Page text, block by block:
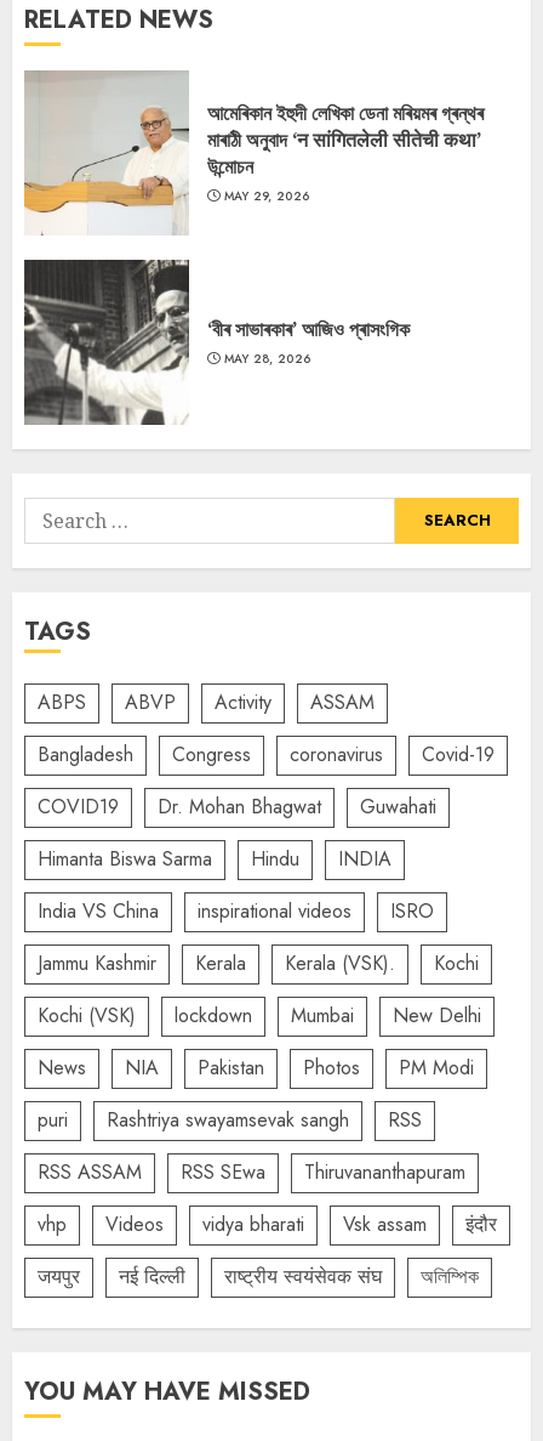
RELATED NEWS
আমেৰিকান ইহুদী লেখিকা ডেনা মৰিয়মৰ গ্ৰন্থৰ
মাৰাঠী অনুবাদ ‘न सांगितलेली सीतेची कथा’
উন্মোচন
MAY 29, 2026
‘বীৰ সাভাৰকাৰ’ আজিও প্ৰাসংগিক
MAY 28, 2026
Search
for:
TAGS
ABPS ABVP Activity
ASSAM
Bangladesh
Congress coronavirus
Covid-19
COVID19
Dr. Mohan Bhagwat
Guwahati
Himanta Biswa Sarma
Hindu
INDIA
India VS China
inspirational videos
ISRO
Jammu Kashmir
Kerala Kerala (VSK).
Kochi
Kochi (VSK)
lockdown Mumbai
New Delhi
News
NIA Pakistan Photos
PM Modi
puri
Rashtriya swayamsevak sangh
RSS
RSS ASSAM
RSS SEwa
Thiruvananthapuram
vhp
Videos vidya bharati Vsk assam
इंदौर
जयपुर
नई दिल्ली राष्ट्रीय स्वयंसेवक संघ অলিম্পিক
YOU MAY HAVE MISSED